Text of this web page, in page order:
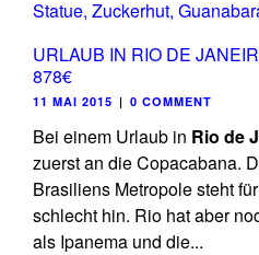
URLAUB IN RIO DE
878€
11 MAI 2015 | 0 COMMENT
Bei einem Urlaub in Rio de
zuerst an die Copacabana.
Brasiliens Metropole steht
schlecht hin. Rio hat aber
als Ipanema und die...